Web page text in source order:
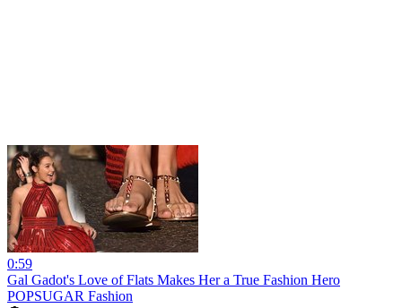
0:59
Gal Gadot's Love of Flats Makes Her a True Fashion Hero
POPSUGAR Fashion